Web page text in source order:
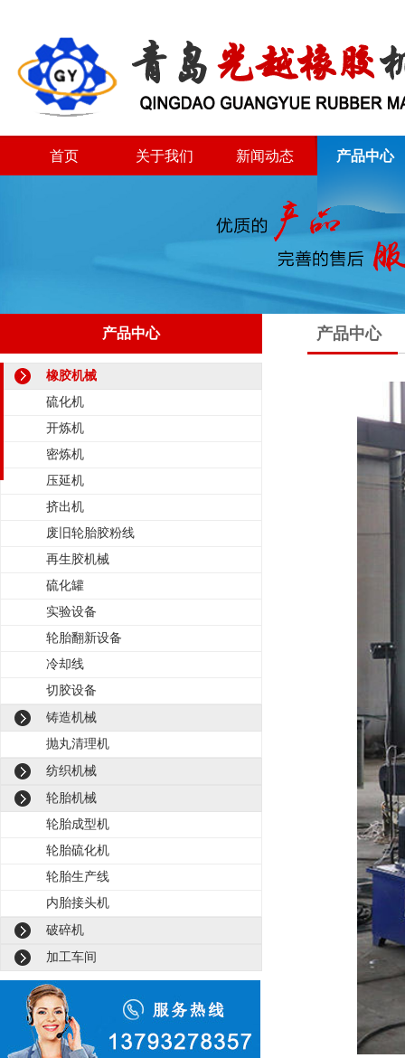
首页 关于我们 新闻动态 产品中心
产品中心
橡胶机械
硫化机
开炼机
密炼机
压延机
挤出机
废旧轮胎胶粉线
再生胶机械
硫化罐
实验设备
轮胎翻新设备
冷却线
切胶设备
铸造机械
抛丸清理机
纺织机械
轮胎机械
轮胎成型机
轮胎硫化机
轮胎生产线
内胎接头机
破碎机
加工车间
产品中心